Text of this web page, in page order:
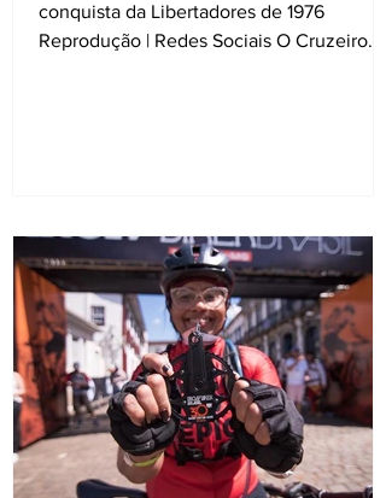
conquista da Libertadores de 1976
Reprodução | Redes Sociais O Cruzeiro
compra nas lojas físicas e virtuais do
clube, sendo R$449,99 os modelos
masculino e femininos e R$399,99 a
versão infantil. Inspirado na histó